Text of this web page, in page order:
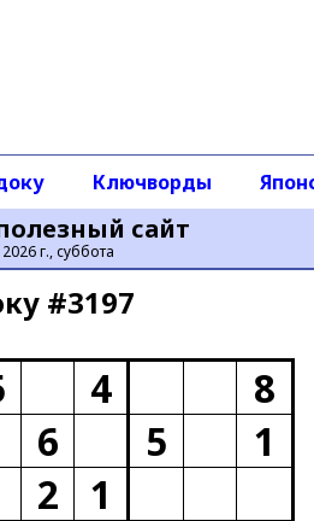
сайт
г., суббота
Ключворды
#3197
4
8
6 5
1
2
1